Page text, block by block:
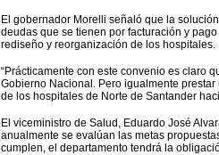
El gobernador Morelli señaló que la
deudas que se tienen por facturación y
rediseño y reorganización de los hospitales.
“Prácticamente con este convenio es claro
Gobierno Nacional. Pero igualmente
de los hospitales de Norte de Santander
El viceministro de Salud, Eduardo José
anualmente se evalúan las metas
cumplen, el departamento tendrá la